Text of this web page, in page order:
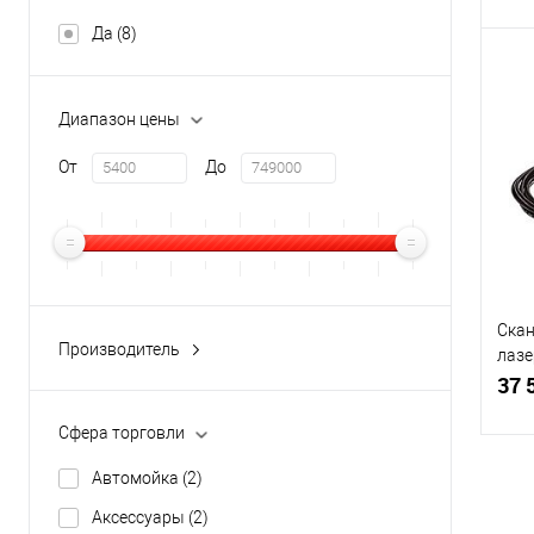
Да (8)
Диапазон цены
От До
Производитель
Zebra(1)
Сфера торговли
Автомойка (2)
Аксессуары (2)
клик
37